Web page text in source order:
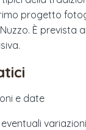
progetto
È prevista
e date